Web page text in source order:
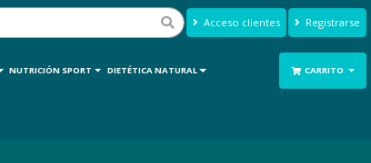
Acceso clientes Registrarse
NUTRICIÓN SPORT DIETÉTICA NATURAL CARRITO